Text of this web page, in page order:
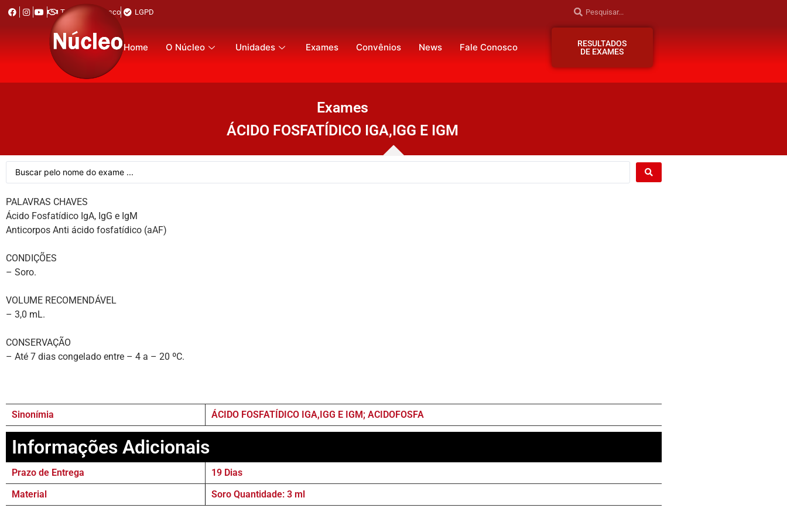
Trabalhe Conosco LGPD
Home O Núcleo Unidades Exames Convênios News Fale Conosco
RESULTADOS
DE EXAMES
Exames
ÁCIDO FOSFATÍDICO IGA,IGG E IGM
PALAVRAS CHAVES
Ácido Fosfatídico IgA, IgG e IgM
Anticorpos Anti ácido fosfatídico (aAF)
CONDIÇÕES
– Soro.
VOLUME RECOMENDÁVEL
– 3,0 mL.
CONSERVAÇÃO
– Até 7 dias congelado entre – 4 a – 20 ºC.
Sinonímia ÁCIDO FOSFATÍDICO IGA,IGG E IGM; ACIDOFOSFA
Informações Adicionais
Prazo de Entrega
19 Dias
Material
Soro Quantidade: 3 ml